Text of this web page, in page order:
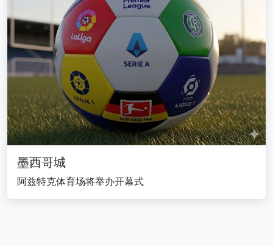
墨西哥城
阿兹特克体育场将举办开幕式